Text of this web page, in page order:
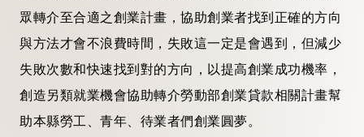
眾轉介至合適之創業計畫，協助創業者找到正確的方向
與方法才會不浪費時間，失敗這一定是會遇到，但減少
失敗次數和快速找到對的方向，以提高創業成功機率，
創造另類就業機會協助轉介勞動部創業貸款相關計畫幫
助本縣勞工、青年、待業者們創業圓夢。